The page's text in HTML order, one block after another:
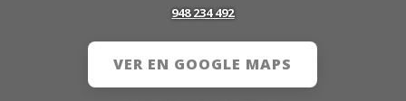
948 234 492
VER EN GOOGLE MAPS